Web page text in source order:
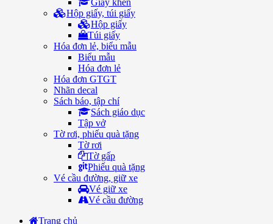
Giấy khen
Hộp giấy, túi giấy
Hộp giấy
Túi giấy
Hóa đơn lẻ, biểu mẫu
Biểu mẫu
Hóa đơn lẻ
Hóa đơn GTGT
Nhãn decal
Sách báo, tập chí
Sách giáo dục
Tập vở
Tờ rơi, phiếu quà tặng
Tờ rơi
Tờ gấp
Phiếu quà tặng
Vé cầu đường, giữ xe
Vé giữ xe
Vé cầu đường
Trang chủ